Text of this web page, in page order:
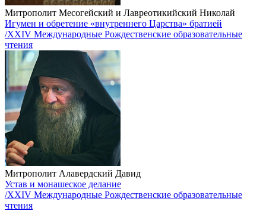
Митрополит Месогейский и Лавреотикийский Николай
Игумен и обретение «внутреннего Царства» братией
/XXIV Международные Рождественские образовательные
чтения
Митрополит Алавердский Давид
Устав и монашеское делание
/XXIV Международные Рождественские образовательные
чтения